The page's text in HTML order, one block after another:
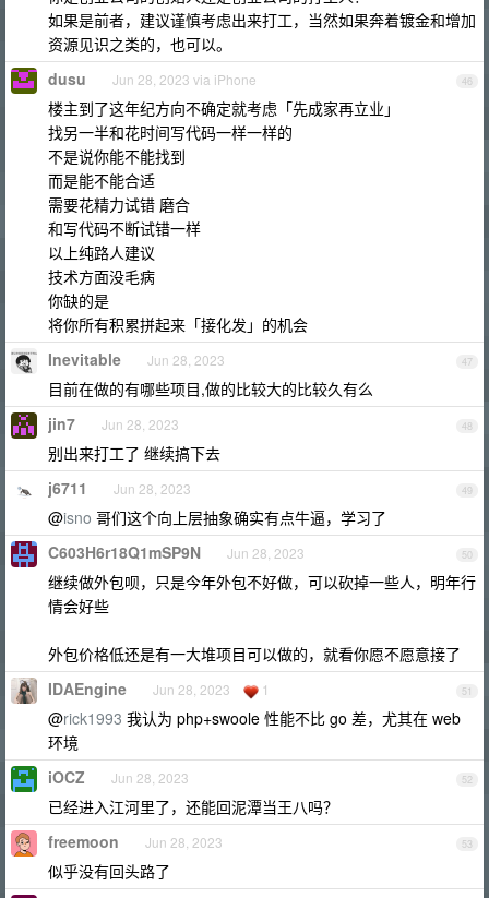
如果是前者，建议谨慎考虑出来打工，当然如果奔着镀金和增加
资源见识之类的，也可以。
46
dusu Jun 28, 2023 via iPhone
楼主到了这年纪方向不确定就考虑「先成家再立业」
找另一半和花时间写代码一样一样的
不是说你能不能找到
而是能不能合适
需要花精力试错 磨合
和写代码不断试错一样
以上纯路人建议
技术方面没毛病
你缺的是
将你所有积累拼起来「接化发」的机会
47
Inevitable Jun 28, 2023
目前在做的有哪些项目,做的比较大的比较久有么
48
jin7 Jun 28, 2023
别出来打工了 继续搞下去
49
j6711 Jun 28, 2023
@isno 哥们这个向上层抽象确实有点牛逼，学习了
50
C603H6r18Q1mSP9N Jun 28, 2023
继续做外包呗，只是今年外包不好做，可以砍掉一些人，明年行
情会好些
外包价格低还是有一大堆项目可以做的，就看你愿不愿意接了
51
IDAEngine Jun 28, 2023 1
@rick1993 我认为 php+swoole 性能不比 go 差，尤其在 web
环境
52
iOCZ Jun 28, 2023
已经进入江河里了，还能回泥潭当王八吗？
53
freemoon Jun 28, 2023
似乎没有回头路了